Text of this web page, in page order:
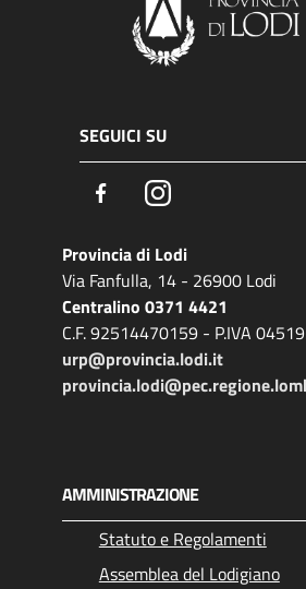
SEGUICI SU
FacebookInstagram
Provincia di Lodi
Via Fanfulla, 14 - 26900 Lodi
Centralino 0371 4421
C.F. 92514470159 - P.IVA
urp@provincia.lodi.it
AMMINISTRAZIONE
Statuto e Regolamenti
Assemblea del Lodigiano